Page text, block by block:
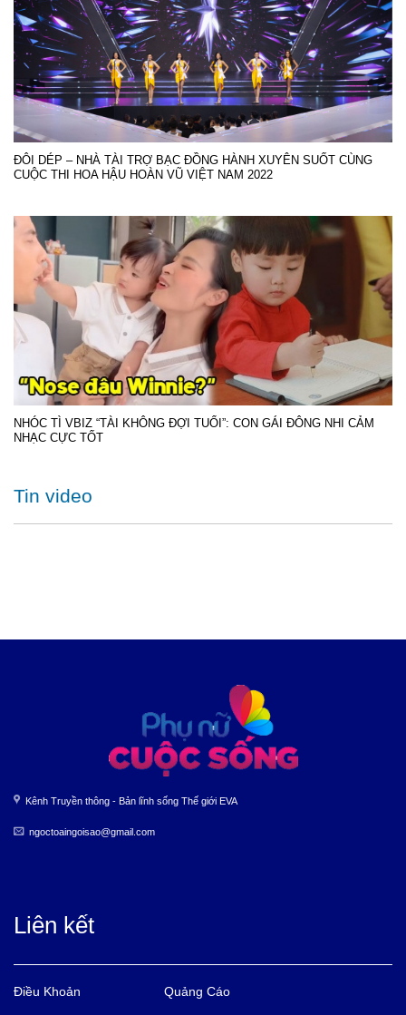
ĐÔI DÉP – NHÀ TÀI TRỢ BẠC ĐỒNG HÀNH XUYÊN SUỐT CÙNG
CUỘC THI HOA HẬU HOÀN VŨ VIỆT NAM 2022
NHÓC TÌ VBIZ “TÀI KHÔNG ĐỢI TUỔI”: CON GÁI ĐÔNG NHI CẢM
NHẠC CỰC TỐT
Tin video
Kênh Truyền thông - Bản lĩnh sống Thế giới EVA
ngoctoaingoisao@gmail.com
Liên kết
Điều Khoản Quảng Cáo